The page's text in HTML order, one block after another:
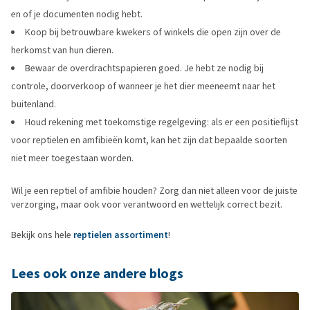
en of je documenten nodig hebt.
Koop bij betrouwbare kwekers of winkels die open zijn over de
herkomst van hun dieren.
Bewaar de overdrachtspapieren goed. Je hebt ze nodig bij
controle, doorverkoop of wanneer je het dier meeneemt naar het
buitenland.
Houd rekening met toekomstige regelgeving: als er een positieflijst
voor reptielen en amfibieën komt, kan het zijn dat bepaalde soorten
niet meer toegestaan worden.
Wil je een reptiel of amfibie houden? Zorg dan niet alleen voor de juiste
verzorging, maar ook voor verantwoord en wettelijk correct bezit.
Bekijk ons hele reptielen assortiment!
Lees ook onze andere blogs